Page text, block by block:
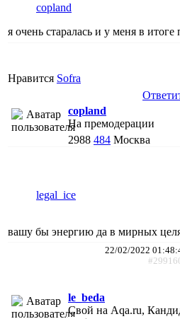
copland
я очень старалась и у меня в итоге
Нравится Sofra
copland
На премодерации
2988 484 Москва
legal_ice
вашу бы энергию да в мирных
22/02/2022
le_beda
Свой на Aqa.ru,